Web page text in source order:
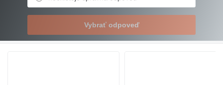
Vybrať odpoveď